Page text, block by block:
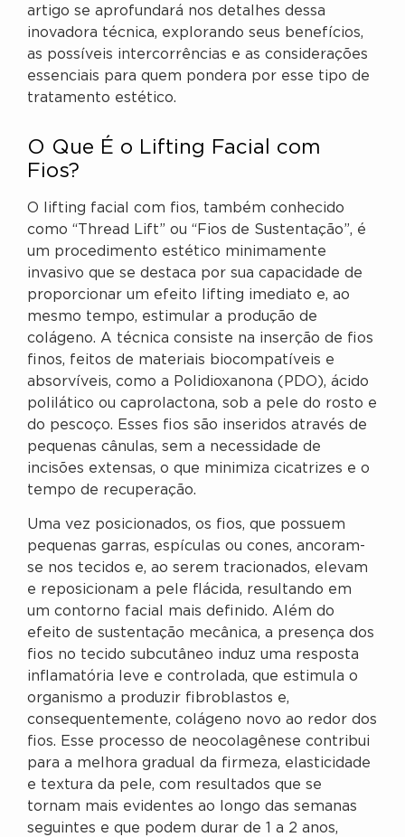
artigo se aprofundará nos detalhes dessa
inovadora técnica, explorando seus benefícios,
as possíveis intercorrências e as considerações
essenciais para quem pondera por esse tipo de
tratamento estético.
O Que É o Lifting Facial com
Fios?
O lifting facial com fios, também conhecido
como “Thread Lift” ou “Fios de Sustentação”, é
um procedimento estético minimamente
invasivo que se destaca por sua capacidade de
proporcionar um efeito lifting imediato e, ao
mesmo tempo, estimular a produção de
colágeno. A técnica consiste na inserção de fios
finos, feitos de materiais biocompatíveis e
absorvíveis, como a Polidioxanona (PDO), ácido
polilático ou caprolactona, sob a pele do rosto e
do pescoço. Esses fios são inseridos através de
pequenas cânulas, sem a necessidade de
incisões extensas, o que minimiza cicatrizes e o
tempo de recuperação.
Uma vez posicionados, os fios, que possuem
pequenas garras, espículas ou cones, ancoram-
se nos tecidos e, ao serem tracionados, elevam
e reposicionam a pele flácida, resultando em
um contorno facial mais definido. Além do
efeito de sustentação mecânica, a presença dos
fios no tecido subcutâneo induz uma resposta
inflamatória leve e controlada, que estimula o
organismo a produzir fibroblastos e,
consequentemente, colágeno novo ao redor dos
fios. Esse processo de neocolagênese contribui
para a melhora gradual da firmeza, elasticidade
e textura da pele, com resultados que se
tornam mais evidentes ao longo das semanas
seguintes e que podem durar de 1 a 2 anos,